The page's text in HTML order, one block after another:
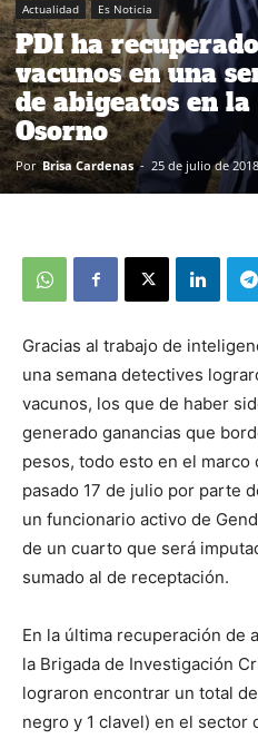
Actualidad Es Noticia
PDI ha
vacunos en una
de abigeatos en
Osorno
Por Brisa Cardenas - 25 de julio de 2018
Gracias al trabajo de
una semana detectives
vacunos, los que de haber
generado ganancias que
pesos, todo esto en el marco
pasado 17 de julio por parte
un funcionario activo de
de un cuarto que será
sumado al de receptación.
En la última recuperación de
la Brigada de Investigación
lograron encontrar un total
negro y 1 clavel) en el sector